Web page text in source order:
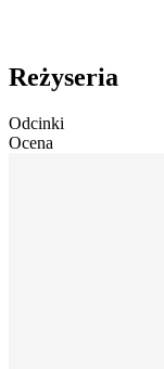
Reżyseria
Odcinki
Ocena